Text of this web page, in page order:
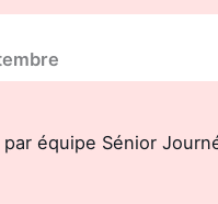
équipe Sénior